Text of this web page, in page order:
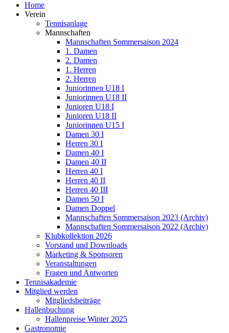
Home
Verein
Tennisanlage
Mannschaften
Mannschaften Sommersaison 2024
1. Damen
2. Damen
1. Herren
2. Herren
Juniorinnen U18 I
Juniorinnen U18 II
Junioren U18 I
Junioren U18 II
Juniorinnen U15 I
Damen 30 I
Herren 30 I
Damen 40 I
Damen 40 II
Herren 40 I
Herren 40 II
Herren 40 III
Damen 50 I
Damen Doppel
Mannschaften Sommersaison 2023 (Archiv)
Mannschaften Sommersaison 2022 (Archiv)
Klubkollektion 2026
Vorstand und Downloads
Marketing & Sponsoren
Veranstaltungen
Fragen und Antworten
Tennisakademie
Mitglied werden
Mitgliedsbeiträge
Hallenbuchung
Hallenpreise Winter 2025
Gastronomie